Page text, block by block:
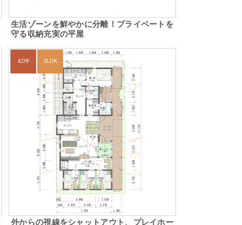
生活ゾーンを鮮やかに分離！プライベートを
守る収納充実の平屋
42坪 3LDK
外からの視線をシャットアウト、プレイホー